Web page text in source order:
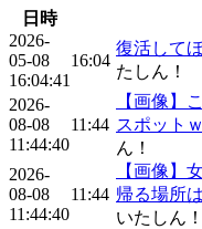
日時
2026-
05-08
16:04:41
16:04
復活して
たしん！
2026-
08-08
11:44:40
11:44
【画像】
スポット
ん！
2026-
08-08
11:44:40
11:44
【画像】
帰る場所
いたしん！